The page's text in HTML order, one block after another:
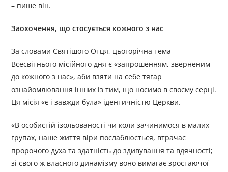
– пише він.
Заохочення, що стосується кожного з нас
За словами Святішого Отця, цьогорічна тема
Всесвітнього місійного дня є «запрошенням, зверненим
до кожного з нас», аби взяти на себе тягар
ознайомлювання інших із тим, що носимо в своєму серці.
Ця місія «є і завжди була» ідентичністю Церкви.
«В особистій ізольованості чи коли зачинимося в малих
групах, наше життя віри послаблюється, втрачає
пророчого духа та здатність до здивування та вдячності;
зі свого ж власного динамізму воно вимагає зростаючої